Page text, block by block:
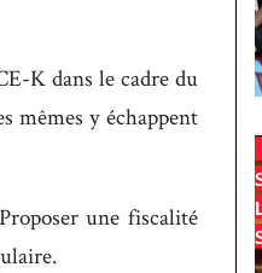
K dans le cadre du
mêmes y échappent
une fiscalité